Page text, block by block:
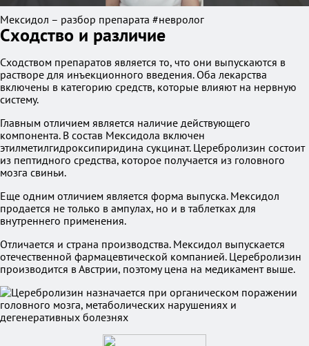
Мексидол – разбор препарата #невролог
Сходство и различие
Сходством препаратов является то, что они выпускаются в
растворе для инъекционного введения. Оба лекарства
включены в категорию средств, которые влияют на нервную
систему.
Главным отличием является наличие действующего
компонента. В состав Мексидола включен
этилметилгидроксипиридина сукцинат. Церебролизин состоит
из пептидного средства, которое получается из головного
мозга свиньи.
Еще одним отличием является форма выпуска. Мексидол
продается не только в ампулах, но и в таблетках для
внутреннего применения.
Отличается и страна производства. Мексидол выпускается
отечественной фармацевтической компанией. Церебролизин
производится в Австрии, поэтому цена на медикамент выше.